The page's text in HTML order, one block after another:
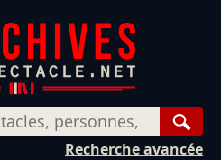
Recherche avancée